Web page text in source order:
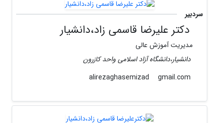
سردبیر
دکتر علیرضا قاسمی زاد،دانشیار
مدیریت آموزش عالی
دانشیار،دانشگاه آزاد اسلامی واحد کازرون
gmail.com